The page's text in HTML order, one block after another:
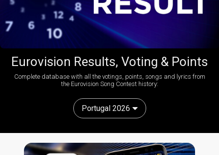
Eurovision Results, Voting & Points
Complete database with all the votings, points, songs and lyrics from
the Eurovision Song Contest history:
Portugal 2026